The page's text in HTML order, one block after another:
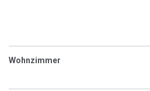
Wohnzimmer